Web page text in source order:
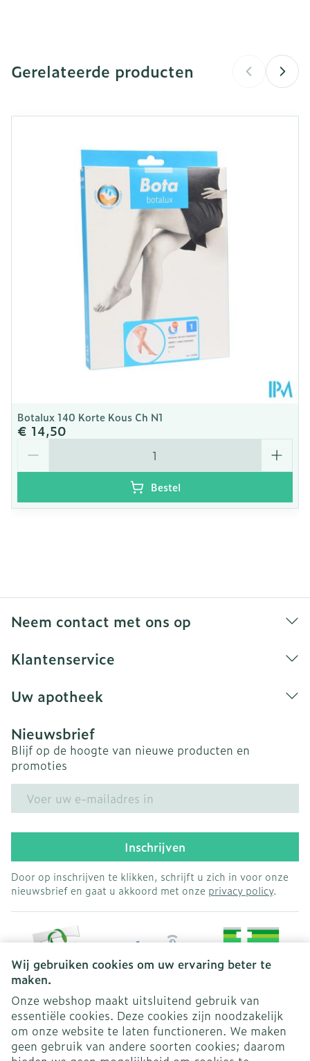
Wij gebruiken cookies om uw ervaring beter te
maken.
Onze webshop maakt uitsluitend gebruik van
essentiële cookies. Deze cookies zijn noodzakelijk
om onze website te laten functioneren. We maken
geen gebruik van andere soorten cookies; daarom
Merken Jobst
211 mm
28 mm
Kamertemperatuur (15°C -
25°C)
Gerelateerde producten
Navigeren door de elementen van de carrousel is
Druk om carrousel over te slaan
Druk op om naar carrouselnavigatie te gaan
Botalux 140 Korte Kous Ch N1
€ 14,50
Bestel
Neem contact met ons op
Klantenservice
Uw apotheek
Nieuwsbrief
Blijf op de hoogte van nieuwe producten en
promoties
Inschrijven
Door op inschrijven te klikken, schrijft u zich in voor onze
nieuwsbrief en gaat u akkoord met onze privacy policy.
Juridische links